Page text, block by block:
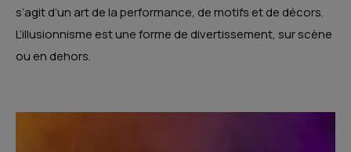
s’agit d’un art de la performance, de motifs et de décors.
L’illusionnisme est une forme de divertissement, sur scène
ou en dehors.